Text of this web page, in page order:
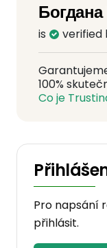
is verified
100%
Co je
Pro napsání
přihlásit.